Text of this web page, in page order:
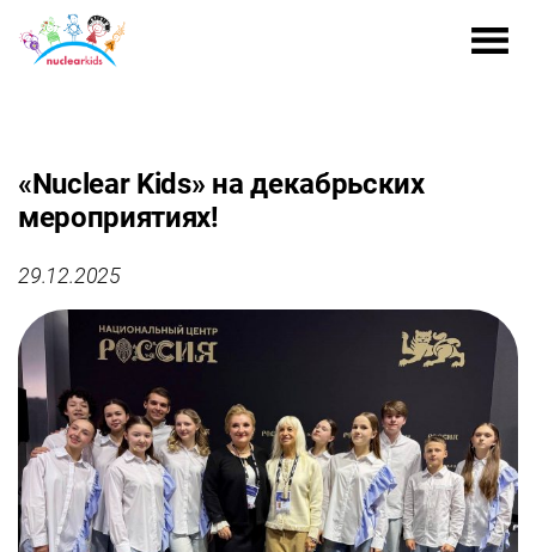
«Nuclear Kids» на декабрьских
мероприятиях!
29.12.2025